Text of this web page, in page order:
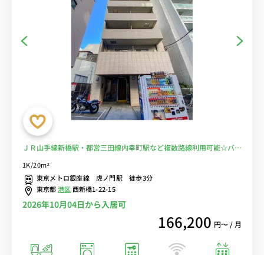
ＪＲ山手線新橋駅・都営三田線内幸町駅など複数路線利用可能☆バス
レンタル中！
1K/20m²
東京メトロ銀座線 虎ノ門駅 徒歩3分
東京都港区西新橋1-22-15
2026年10月04日から入居可
166,200 円〜 / 月